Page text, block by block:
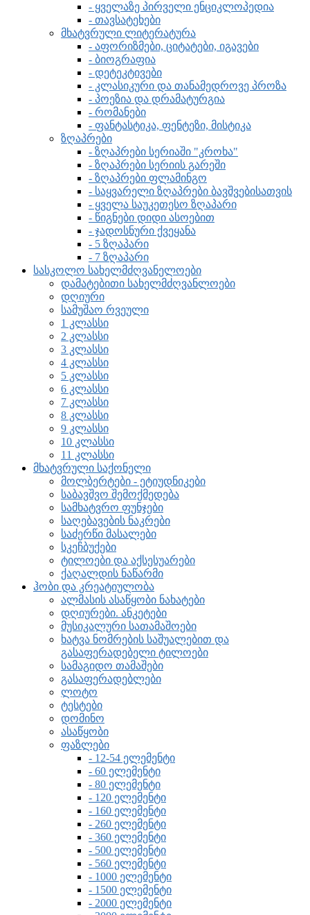
- ყველაზე პირველი ენციკლოპედია
- თავსატეხები
მხატვრული ლიტერატურა
- აფორიზმები, ციტატები, იგავები
- ბიოგრაფია
- დეტეკტივები
- კლასიკური და თანამედროვე პროზა
- პოეზია და დრამატურგია
- რომანები
- ფანტასტიკა, ფენტეზი, მისტიკა
ზღაპრები
- ზღაპრები სერიაში "კროხა"
- ზღაპრები სერიის გარეში
- ზღაპრები ფლამინგო
- საყვარელი ზღაპრები ბავშვებისათვის
- ყველა საუკეთესო ზღაპარი
- წიგნები დიდი ასოებით
- ჯადოსნური ქვეყანა
- 5 ზღაპარი
- 7 ზღაპარი
სასკოლო სახელმძღვანელოები
დამატებითი სახელმძღვანლოები
დღიური
სამუშაო რვეული
1 კლასსი
2 კლასსი
3 კლასსი
4 კლასსი
5 კლასსი
6 კლასსი
7 კლასსი
8 კლასსი
9 კლასსი
10 კლასსი
11 კლასსი
მხატვრული საქონელი
მოლბერტები - ეტიუდნიკები
საბავშვო შემოქმედება
სამხატვრო ფუნჯები
საღებავების ნაკრები
საძერწი მასალები
სკეჩბუქები
ტილოები და აქსესუარები
ქაღალდის ნაწარმი
ჰობი და კრეატიულობა
ალმასის ასაწყობი ნახატები
დღიურები. ანკეტები
მუსიკალური სათამაშოები
ხატვა ნომრების საშუალებით და
გასაფერადებელი ტილოები
სამაგიდო თამაშები
გასაფერადებლები
ლოტო
ტესტები
დომინო
ასაწყობი
ფაზლები
- 12-54 ელემენტი
- 60 ელემენტი
- 80 ელემენტი
- 120 ელემენტი
- 160 ელემენტი
- 260 ელემენტი
- 360 ელემენტი
- 500 ელემენტი
- 560 ელემენტი
- 1000 ელემენტი
- 1500 ელემენტი
- 2000 ელემენტი